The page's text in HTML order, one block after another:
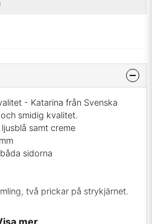
- Katarina från Svenska
smidig kvalitet.
samt creme
sidorna
två prickar på strykjärnet.
mer